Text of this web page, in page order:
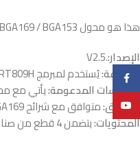
هذا هو محول EMMC RT-BGA169-01 BGA169 / BGA153.
الإصدار:V2.5.
الوظيفة:يُستخدم لمبرمج RT809H.
المقاسات المدعومة:يأتي مع محددات
التوافق:متوافق مع شرائح BGA169 و BGA153 EMMC.
المحتويات:يتضمن 4 قطع من صناديق التثبيت BGA.
Facebook
YouTube